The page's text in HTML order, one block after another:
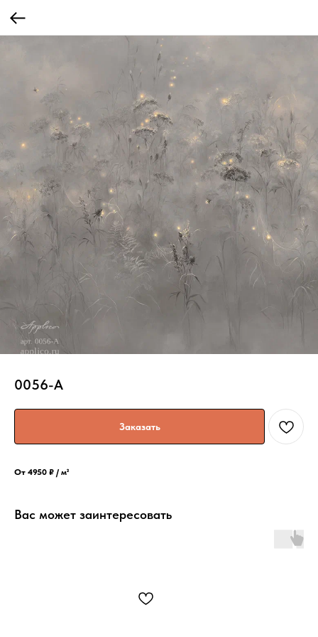
0056-A
Заказать
От 4950 ₽ / м²
Вас может заинтересовать